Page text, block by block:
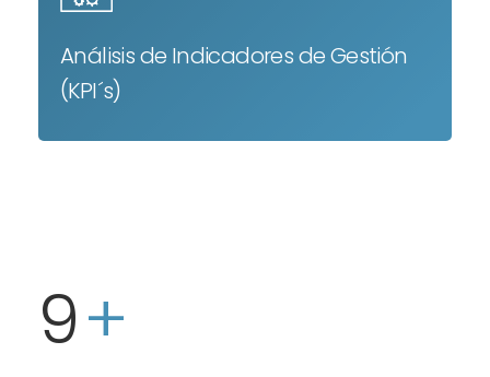
Análisis de Indicadores de Gestión
(KPI´s)
9+